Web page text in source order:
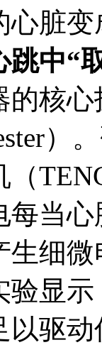
脏
中“
核
）
每当
生细
验显
驱动